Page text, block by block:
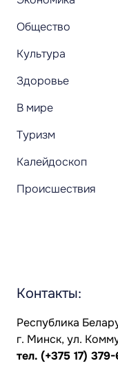
Общество
Культура
Здоровье
В мире
Туризм
Калейдоскоп
Происшествия
Контакты:
Республика
г. Минск, ул.
тел. (+375 17)